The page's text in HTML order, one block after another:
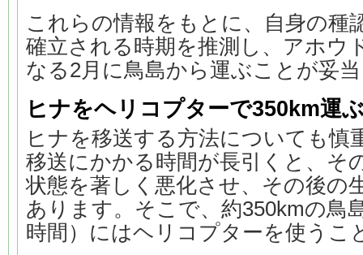
これらの情報をもとに、自身の種
確立される時期を推測し、アホウ
なる2月に鳥島から運ぶことが妥
ヒナをヘリコプターで350km運
ヒナを移送する方法についても慎
移送にかかる時間が長引くと、そ
状態を著しく悪化させ、その後の
あります。そこで、約350kmの鳥
時間）にはヘリコプターを使うこ